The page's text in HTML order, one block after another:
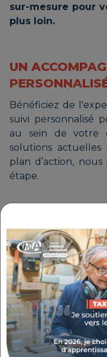
sur-mesure pour
plus loin.
UN
Bénéficiez de
suivi personnalisé
au sein de votre
solutions
plan d’action,
étape.
Améliorez votre
adaptés à vos
Google
Création et
Stratégie de